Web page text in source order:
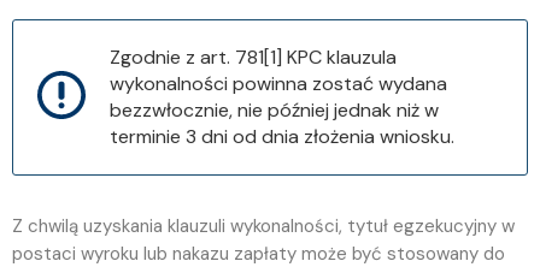
Zgodnie z art. 781[1] KPC klauzula
wykonalności powinna zostać wydana
bezzwłocznie, nie później jednak niż w
terminie 3 dni od dnia złożenia wniosku.
Z chwilą uzyskania klauzuli wykonalności, tytuł egzekucyjny w
postaci wyroku lub nakazu zapłaty może być stosowany do